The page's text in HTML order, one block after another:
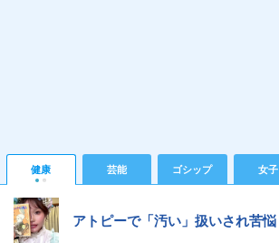
健康 芸能 ゴシップ 女子
アトピーで「汚い」扱いされ苦悩